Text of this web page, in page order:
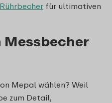
Rührbecher für ultimativen
Messbecher
Mepal wählen? Weil
zum Detail,